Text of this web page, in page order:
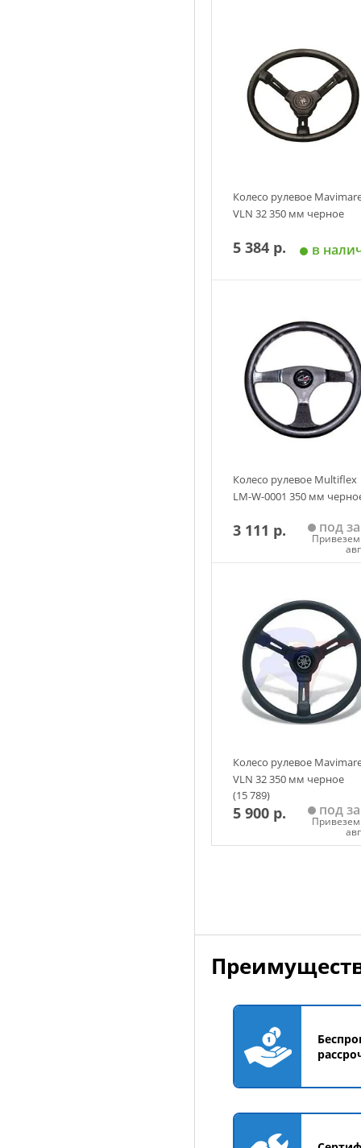
Колесо рулевое
VLN 32 350 мм черное
5 384 р. в
Колесо рулевое Multiflex
LM-W-0001 350 мм
3 111 р. под
Привезем
Колесо рулевое
VLN 32 350 мм черное
(15 789)
5 900 р. под
Привезем